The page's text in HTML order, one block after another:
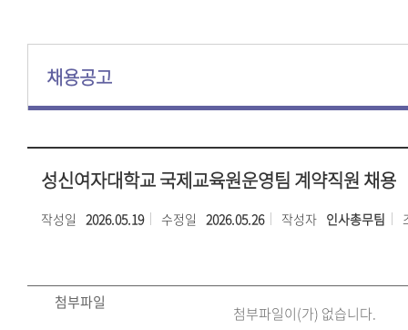
채용공고
성신여자대학교 국제교육원운영팀 계약직원 채용
작성일 2026.05.19 수정일 2026.05.26 작성자 인사총무팀
첨부파일
첨부파일이(가) 없습니다.